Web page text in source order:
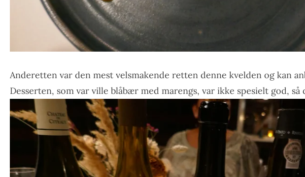
Anderetten var den mest velsmakende retten denne kvelden og kan
Desserten, som var ville blåbær med marengs, var ikke spesielt god, så